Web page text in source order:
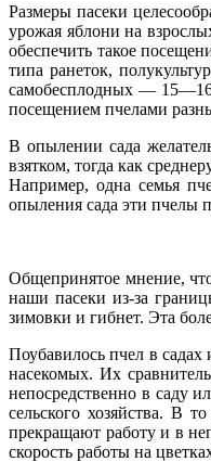
Размеры пасеки
урожая яблони на
обеспечить такое
типа ранеток,
самобесплодных —
посещением пчелами
В опылении сада
взятком, тогда как
Например, одна семья
опыления сада эти пчелы
Общепринятое мнение,
наши пасеки из-за
зимовки и гибнет. Эта
Поубавилось пчел в
насекомых. Их
непосредственно в саду
сельского хозяйства. В
прекращают работу и в
скорость работы на